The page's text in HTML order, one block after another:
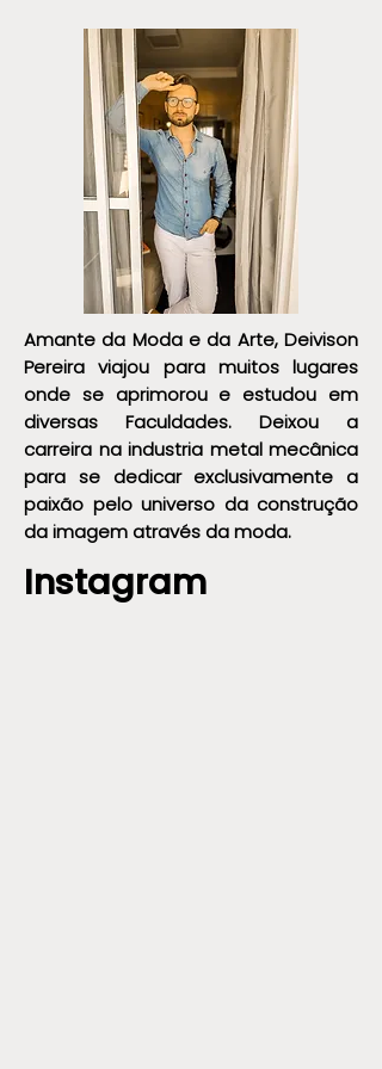
Amante da Moda e da Arte, Deivison
Pereira viajou para muitos lugares
onde se aprimorou e estudou em
diversas Faculdades. Deixou a
carreira na industria metal mecânica
para se dedicar exclusivamente a
paixão pelo universo da construção
da imagem através da moda.
Instagram